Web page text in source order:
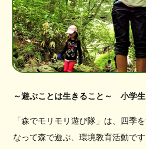
～遊ぶことは生きること～ 小学
「森でモリモリ遊び隊」は、四季
なって森で遊ぶ、環境教育活動で